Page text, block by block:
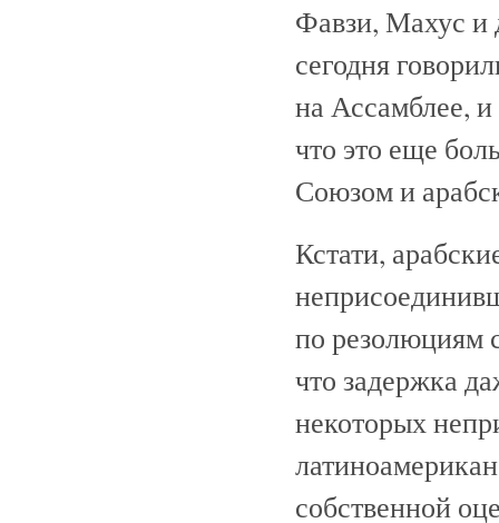
Фавзи, Махус и
сегодня
на Ассамблее,
что это еще
Союзом и
Кстати,
по резолюциям
что задержка
некоторых
собственной